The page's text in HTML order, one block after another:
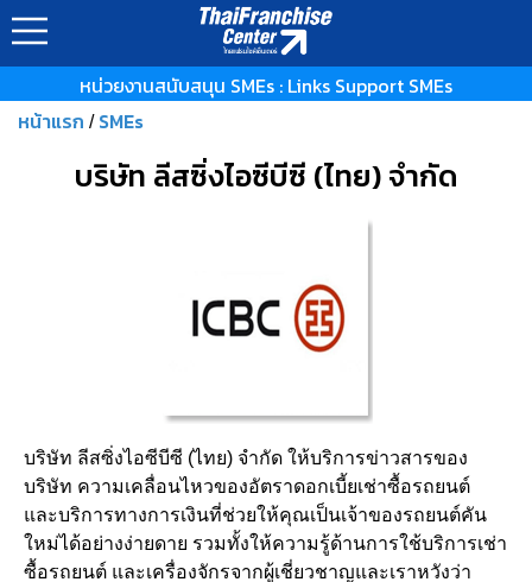
หน่วยงานสนับสนุน SMEs : Links Support SMEs
หน้าแรก / SMEs
บริษัท ลีสซิ่งไอซีบีซี (ไทย) จำกัด
บริษัท ลีสซิ่งไอซีบีซี (ไทย) จำกัด ให้บริการข่าวสารของ
บริษัท ความเคลื่อนไหวของอัตราดอกเบี้ยเช่าซื้อรถยนต์
และบริการทางการเงินที่ช่วยให้คุณเป็นเจ้าของรถยนต์คัน
ใหม่ได้อย่างง่ายดาย รวมทั้งให้ความรู้ด้านการใช้บริการเช่า
ซื้อรถยนต์ และเครื่องจักรจากผู้เชี่ยวชาญและเราหวังว่า